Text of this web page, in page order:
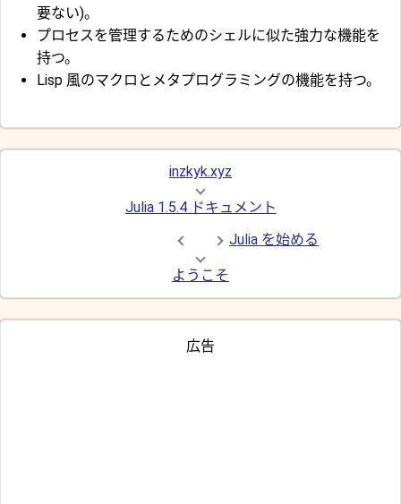
要ない)。
プロセスを管理するためのシェルに似た強力な機能を
持つ。
Lisp 風のマクロとメタプログラミングの機能を持つ。
inzkyk.xyz
Julia 1.5.4 ドキュメント
Julia を始める
ようこそ
広告